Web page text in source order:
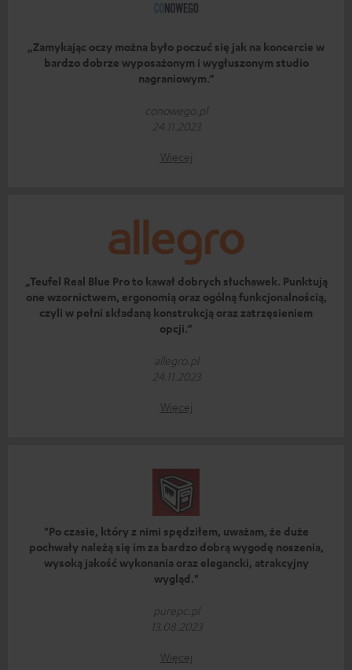
„Zamykając oczy można było poczuć się jak na koncercie w
bardzo dobrze wyposażonym i wygłuszonym studio
nagraniowym.”
conowego.pl
24.11.2023
Więcej
„Teufel Real Blue Pro to kawał dobrych słuchawek. Punktują
one wzornictwem, ergonomią oraz ogólną funkcjonalnością,
czyli w pełni składaną konstrukcją oraz zatrzęsieniem
opcji.”
allegro.pl
24.11.2023
Więcej
"Po czasie, który z nimi spędziłem, uważam, że duże
pochwały należą się im za bardzo dobrą wygodę noszenia,
wysoką jakość wykonania oraz elegancki, atrakcyjny
wygląd."
purepc.pl
13.08.2023
Więcej